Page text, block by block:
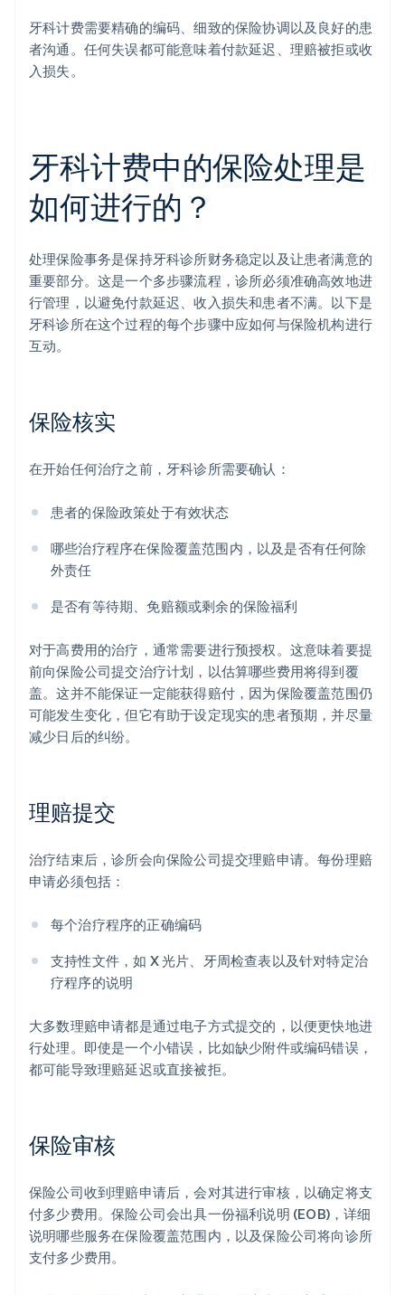
牙科计费需要精确的编码、细致的保险协调以及良好的患
者沟通。任何失误都可能意味着付款延迟、理赔被拒或收
入损失。
牙科计费中的保险处理是
如何进行的？
处理保险事务是保持牙科诊所财务稳定以及让患者满意的
重要部分。这是一个多步骤流程，诊所必须准确高效地进
行管理，以避免付款延迟、收入损失和患者不满。以下是
牙科诊所在这个过程的每个步骤中应如何与保险机构进行
互动。
保险核实
在开始任何治疗之前，牙科诊所需要确认：
患者的保险政策处于有效状态
哪些治疗程序在保险覆盖范围内，以及是否有任何除
外责任
是否有等待期、免赔额或剩余的保险福利
对于高费用的治疗，通常需要进行预授权。这意味着要提
前向保险公司提交治疗计划，以估算哪些费用将得到覆
盖。这并不能保证一定能获得赔付，因为保险覆盖范围仍
可能发生变化，但它有助于设定现实的患者预期，并尽量
减少日后的纠纷。
理赔提交
治疗结束后，诊所会向保险公司提交理赔申请。每份理赔
申请必须包括：
每个治疗程序的正确编码
支持性文件，如 X 光片、牙周检查表以及针对特定治
疗程序的说明
大多数理赔申请都是通过电子方式提交的，以便更快地进
行处理。即使是一个小错误，比如缺少附件或编码错误，
都可能导致理赔延迟或直接被拒。
保险审核
保险公司收到理赔申请后，会对其进行审核，以确定将支
付多少费用。保险公司会出具一份福利说明 (EOB)，详细
说明哪些服务在保险覆盖范围内，以及保险公司将向诊所
支付多少费用。